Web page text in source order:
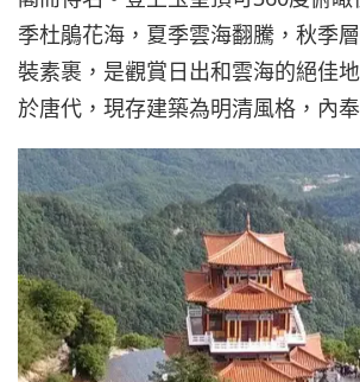
季杜鵑花海，夏季雲海翻騰，秋季
裝素裹，是觀賞日出和雲海的絕佳
於唐代，現存建築為明清風格，內